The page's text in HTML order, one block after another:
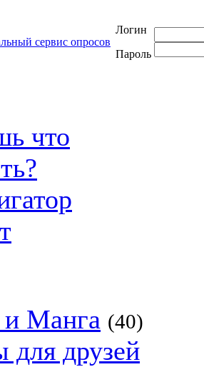
Логин
Пароль
Манга (40)
для друзей